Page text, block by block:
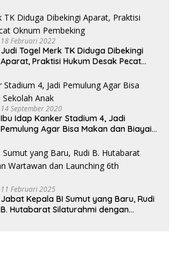
18 Februari 2022
Judi Togel Merk TK Diduga Dibekingi
Aparat, Praktisi Hukum Desak Pecat
14 September 2020
Ibu Idap Kanker Stadium 4, Jadi
Pemulung Agar Bisa Makan dan Biayai
11 Februari 2025
Jabat Kepala BI Sumut yang Baru, Rudi
B. Hutabarat Silaturahmi dengan